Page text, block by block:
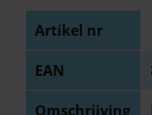
Artikel nr
EAN
Omschrijving